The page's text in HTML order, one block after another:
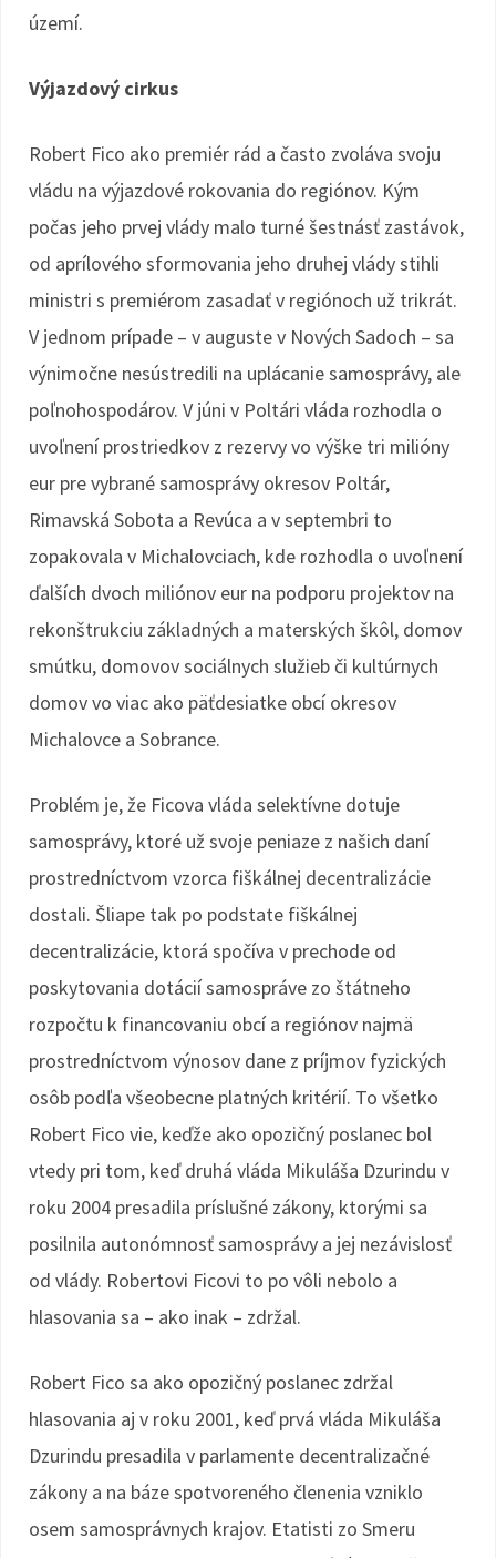
území.
Výjazdový cirkus
Robert Fico ako premiér rád a často zvoláva svoju
vládu na výjazdové rokovania do regiónov. Kým
počas jeho prvej vlády malo turné šestnásť zastávok,
od aprílového sformovania jeho druhej vlády stihli
ministri s premiérom zasadať v regiónoch už trikrát.
V jednom prípade – v auguste v Nových Sadoch – sa
výnimočne nesústredili na uplácanie samosprávy, ale
poľnohospodárov. V júni v Poltári vláda rozhodla o
uvoľnení prostriedkov z rezervy vo výške tri milióny
eur pre vybrané samosprávy okresov Poltár,
Rimavská Sobota a Revúca a v septembri to
zopakovala v Michalovciach, kde rozhodla o uvoľnení
ďalších dvoch miliónov eur na podporu projektov na
rekonštrukciu základných a materských škôl, domov
smútku, domovov sociálnych služieb či kultúrnych
domov vo viac ako päťdesiatke obcí okresov
Michalovce a Sobrance.
Problém je, že Ficova vláda selektívne dotuje
samosprávy, ktoré už svoje peniaze z našich daní
prostredníctvom vzorca fiškálnej decentralizácie
dostali. Šliape tak po podstate fiškálnej
decentralizácie, ktorá spočíva v prechode od
poskytovania dotácií samospráve zo štátneho
rozpočtu k financovaniu obcí a regiónov najmä
prostredníctvom výnosov dane z príjmov fyzických
osôb podľa všeobecne platných kritérií. To všetko
Robert Fico vie, keďže ako opozičný poslanec bol
vtedy pri tom, keď druhá vláda Mikuláša Dzurindu v
roku 2004 presadila príslušné zákony, ktorými sa
posilnila autonómnosť samosprávy a jej nezávislosť
od vlády. Robertovi Ficovi to po vôli nebolo a
hlasovania sa – ako inak – zdržal.
Robert Fico sa ako opozičný poslanec zdržal
hlasovania aj v roku 2001, keď prvá vláda Mikuláša
Dzurindu presadila v parlamente decentralizačné
zákony a na báze spotvoreného členenia vzniklo
osem samosprávnych krajov. Etatisti zo Smeru